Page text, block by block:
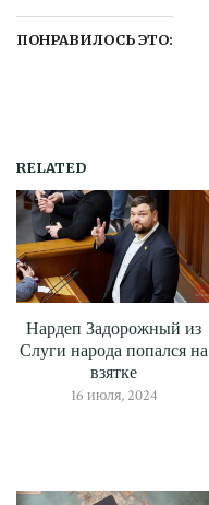
ПОНРАВИЛОСЬ ЭТО:
RELATED
Нардеп Задорожный из
Слуги народа попался на
взятке
16 июля, 2024